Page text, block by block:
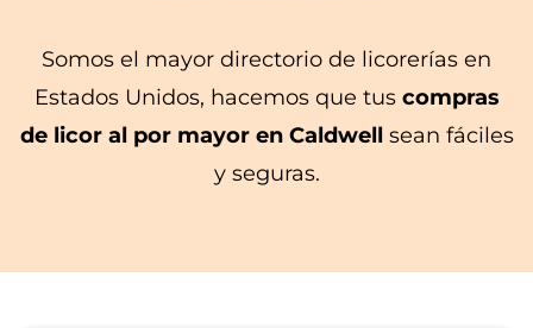
Somos el mayor directorio de licorerías en
Estados Unidos, hacemos que tuscompras
de licor al por mayor en Caldwellsean fáciles
y seguras.